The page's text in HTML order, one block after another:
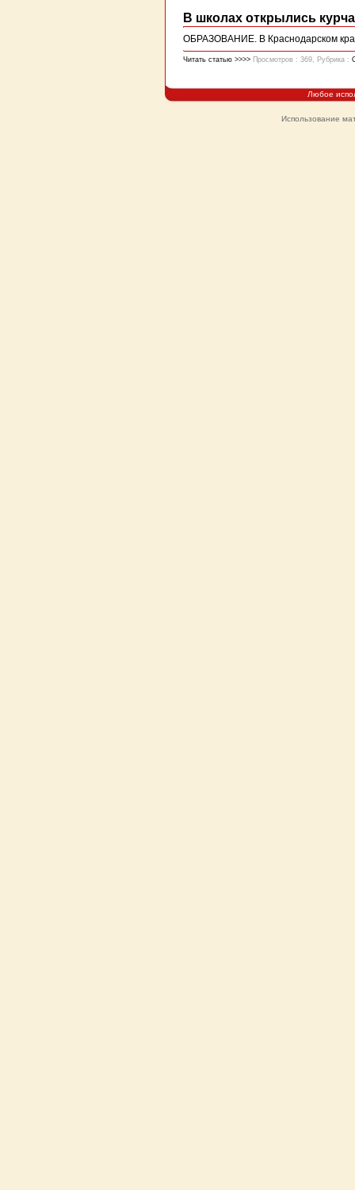
В школах открылись
ОБРАЗОВАНИЕ. В Краснодарском
Читать статью >>>> Просмотров : 369, Рубрика :
Любое
Использование